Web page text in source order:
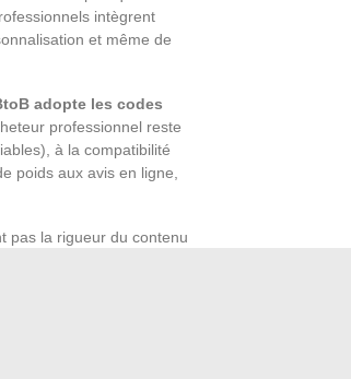
intègrent
et même de
adopte les codes
professionnel reste
à la compatibilité
poids aux avis en ligne,
pas la rigueur du contenu